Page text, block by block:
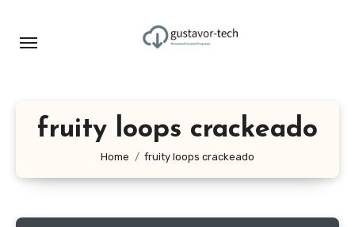
fruity loops crackeado
Home fruity loops crackeado